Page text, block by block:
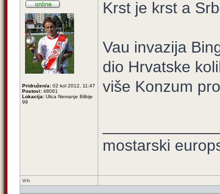
Pridružen/a: 02 kol 2012, 11:47
Postovi: 48061
Lokacija: Ulica Nemanje Bilbije
99
Krst je krst a
Vau invazija
dio Hrvatske
više Konzum
mostarski
Vrh